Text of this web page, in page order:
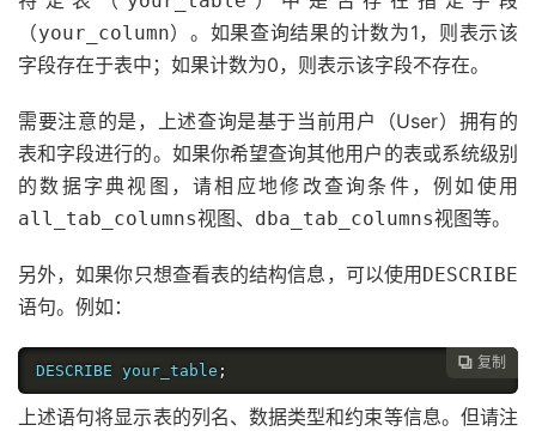
（your_column）。如果查询结果的计数为1，则表示该
字段存在于表中；如果计数为0，则表示该字段不存在。
需要注意的是，上述查询是基于当前用户（User）拥有的
表和字段进行的。如果你希望查询其他用户的表或系统级别
的数据字典视图，请相应地修改查询条件，例如使用
all_tab_columns视图、 dba_tab_columns视图等。
另外，如果你只想查看表的结构信息，可以使用DESCRIBE
语句。例如：
 复制
DESCRIBE your_table ;
上述语句将显示表的列名、数据类型和约束等信息。但请注